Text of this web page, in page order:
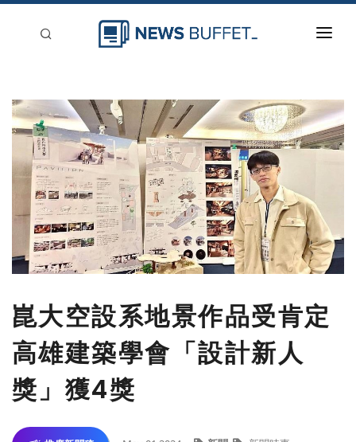
新聞稿分類
登入
刊登
崑大空設系地景作品受肯定
高雄建築學會「設計新人
獎」獲4獎